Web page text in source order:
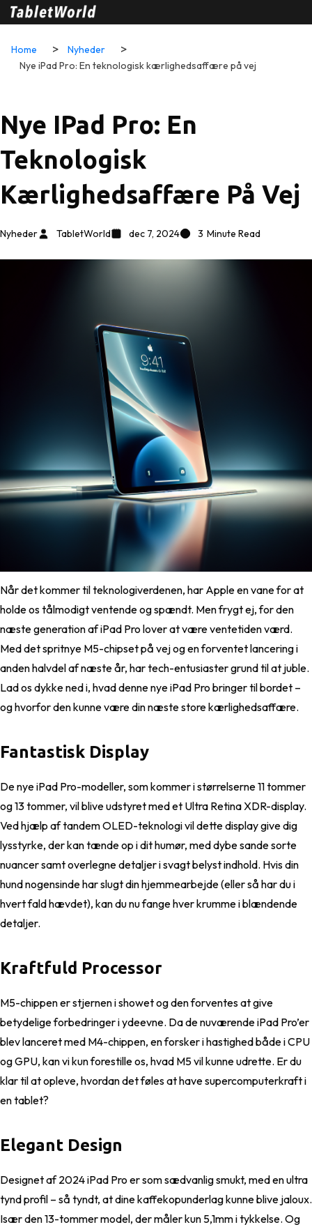
Home
Nyheder
Nye iPad Pro: En teknologisk kærlighedsaffære på vej
Nye IPad Pro: En
Teknologisk
Kærlighedsaffære På Vej
Nyheder TabletWorld dec 7, 2024 3 Minute Read
Når det kommer til teknologiverdenen, har Apple en vane for at
holde os tålmodigt ventende og spændt. Men frygt ej, for den
næste generation af iPad Pro lover at være ventetiden værd.
Med det spritnye M5-chipset på vej og en forventet lancering i
anden halvdel af næste år, har tech-entusiaster grund til at juble.
Lad os dykke ned i, hvad denne nye iPad Pro bringer til bordet –
og hvorfor den kunne være din næste store kærlighedsaffære.
Fantastisk Display
De nye iPad Pro-modeller, som kommer i størrelserne 11 tommer
og 13 tommer, vil blive udstyret med et Ultra Retina XDR-display.
Ved hjælp af tandem OLED-teknologi vil dette display give dig
lysstyrke, der kan tænde op i dit humør, med dybe sande sorte
nuancer samt overlegne detaljer i svagt belyst indhold. Hvis din
hund nogensinde har slugt din hjemmearbejde (eller så har du i
hvert fald hævdet), kan du nu fange hver krumme i blændende
detaljer.
Kraftfuld Processor
M5-chippen er stjernen i showet og den forventes at give
betydelige forbedringer i ydeevne. Da de nuværende iPad Pro’er
blev lanceret med M4-chippen, en forsker i hastighed både i CPU
og GPU, kan vi kun forestille os, hvad M5 vil kunne udrette. Er du
klar til at opleve, hvordan det føles at have supercomputerkraft i
en tablet?
Elegant Design
Designet af 2024 iPad Pro er som sædvanlig smukt, med en ultra
tynd profil – så tyndt, at dine kaffekopunderlag kunne blive jaloux.
Især den 13-tommer model, der måler kun 5,1mm i tykkelse. Og